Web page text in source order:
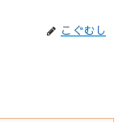
こぐむし